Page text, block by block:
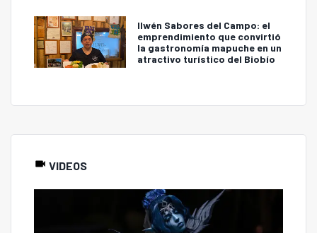
Ilwén Sabores del Campo: el
emprendimiento que convirtió
la gastronomía mapuche en un
atractivo turístico del Biobío
VIDEOS